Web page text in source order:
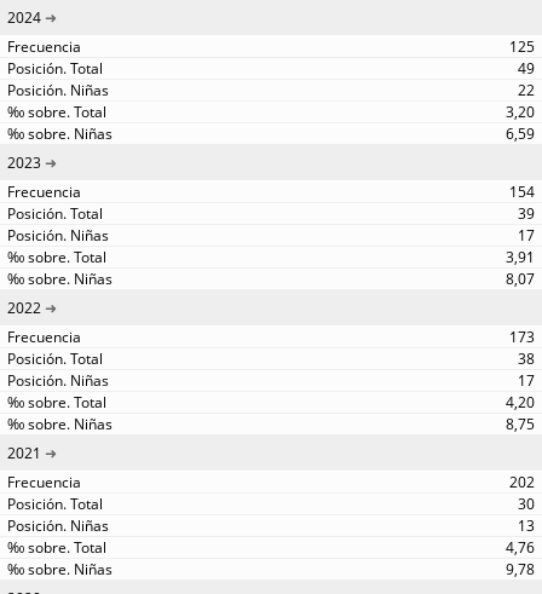
2024
125
49
22
3,20
6,59
2023
154
39
17
3,91
8,07
2022
173
38
17
4,20
8,75
2021
202
30
13
4,76
9,78